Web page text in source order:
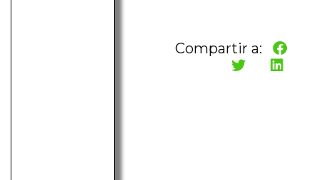
Compartir a: